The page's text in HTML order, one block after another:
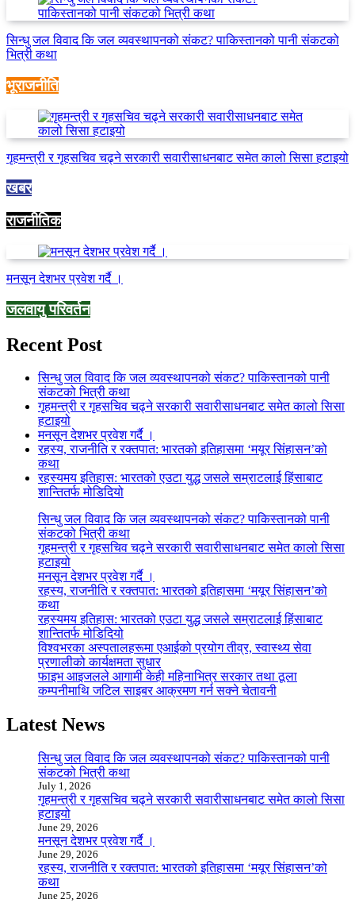
सिन्धु जल विवाद कि जल व्यवस्थापनको संकट? पाकिस्तानको पानी संकटको
भित्री कथा
भूराजनीति
गृहमन्त्री र गृहसचिव चढ्ने सरकारी सवारीसाधनबाट समेत कालो सिसा हटाइयो
खबर
राजनीतिक
मनसून देशभर प्रवेश गर्दै ।
जलवायु परिवर्तन
Recent Post
सिन्धु जल विवाद कि जल व्यवस्थापनको संकट? पाकिस्तानको पानी
संकटको भित्री कथा
गृहमन्त्री र गृहसचिव चढ्ने सरकारी सवारीसाधनबाट समेत कालो सिसा
हटाइयो
मनसून देशभर प्रवेश गर्दै ।
रहस्य, राजनीति र रक्तपात: भारतको इतिहासमा ‘मयूर सिंहासन’को
कथा
रहस्यमय इतिहास: भारतको एउटा युद्ध जसले सम्राटलाई हिंसाबाट
शान्तितर्फ मोडिदियो
सिन्धु जल विवाद कि जल व्यवस्थापनको संकट? पाकिस्तानको पानी
संकटको भित्री कथा
गृहमन्त्री र गृहसचिव चढ्ने सरकारी सवारीसाधनबाट समेत कालो सिसा
हटाइयो
मनसून देशभर प्रवेश गर्दै ।
रहस्य, राजनीति र रक्तपात: भारतको इतिहासमा ‘मयूर सिंहासन’को
कथा
रहस्यमय इतिहास: भारतको एउटा युद्ध जसले सम्राटलाई हिंसाबाट
शान्तितर्फ मोडिदियो
विश्वभरका अस्पतालहरूमा एआईको प्रयोग तीव्र, स्वास्थ्य सेवा
प्रणालीको कार्यक्षमता सुधार
फाइभ आइजलले आगामी केही महिनाभित्र सरकार तथा ठूला
कम्पनीमाथि जटिल साइबर आक्रमण गर्न सक्ने चेतावनी
Latest News
सिन्धु जल विवाद कि जल व्यवस्थापनको संकट? पाकिस्तानको पानी
संकटको भित्री कथा
July 1, 2026
गृहमन्त्री र गृहसचिव चढ्ने सरकारी सवारीसाधनबाट समेत कालो सिसा
हटाइयो
June 29, 2026
मनसून देशभर प्रवेश गर्दै ।
June 29, 2026
रहस्य, राजनीति र रक्तपात: भारतको इतिहासमा ‘मयूर सिंहासन’को
कथा
June 25, 2026